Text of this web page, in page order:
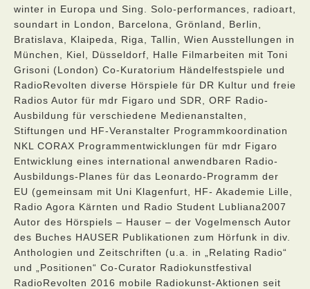
winter in Europa und Sing. Solo-performances, radioart,
soundart in London, Barcelona, Grönland, Berlin,
Bratislava, Klaipeda, Riga, Tallin, Wien Ausstellungen in
München, Kiel, Düsseldorf, Halle Filmarbeiten mit Toni
Grisoni (London) Co-Kuratorium Händelfestspiele und
RadioRevolten diverse Hörspiele für DR Kultur und freie
Radios Autor für mdr Figaro und SDR, ORF Radio-
Ausbildung für verschiedene Medienanstalten,
Stiftungen und HF-Veranstalter Programmkoordination
NKL CORAX Programmentwicklungen für mdr Figaro
Entwicklung eines international anwendbaren Radio-
Ausbildungs-Planes für das Leonardo-Programm der
EU (gemeinsam mit Uni Klagenfurt, HF- Akademie Lille,
Radio Agora Kärnten und Radio Student Lubliana2007
Autor des Hörspiels – Hauser – der Vogelmensch Autor
des Buches HAUSER Publikationen zum Hörfunk in div.
Anthologien und Zeitschriften (u.a. in „Relating Radio“
und „Positionen“ Co-Curator Radiokunstfestival
RadioRevolten 2016 mobile Radiokunst-Aktionen seit